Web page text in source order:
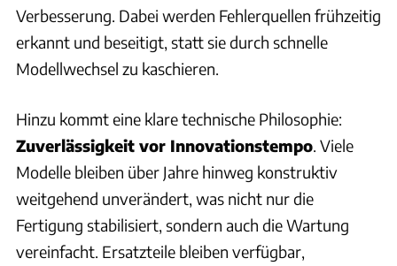
Verbesserung. Dabei werden Fehlerquellen frühzeitig
erkannt und beseitigt, statt sie durch schnelle
Modellwechsel zu kaschieren.
Hinzu kommt eine klare technische Philosophie:
Zuverlässigkeit vor Innovationstempo. Viele
Modelle bleiben über Jahre hinweg konstruktiv
weitgehend unverändert, was nicht nur die
Fertigung stabilisiert, sondern auch die Wartung
vereinfacht. Ersatzteile bleiben verfügbar,